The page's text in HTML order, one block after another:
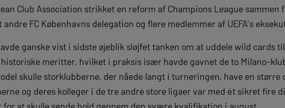
Club Association strikket en reform af Champions League sammen
andre FC Københavns delegation og flere medlemmer af UEFA’s
ganske vist i sidste øjeblik sløjfet tanken om at uddele wild cards
historiske meritter, hvilket i praksis især havde gavnet de to Milano-
skulle storklubberne, der nåede langt i turneringen, have en
og deres kolleger i de tre andre store ligaer var med ét sikret fire